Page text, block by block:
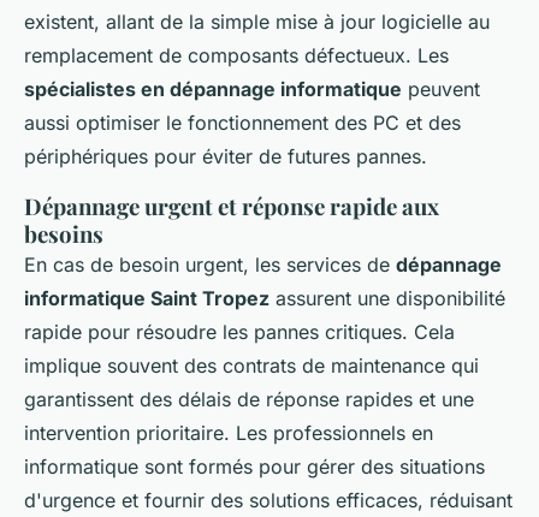
existent, allant de la simple mise à jour logicielle au
remplacement de composants défectueux. Les
spécialistes en dépannage informatique peuvent
aussi optimiser le fonctionnement des PC et des
périphériques pour éviter de futures pannes.
Dépannage urgent et réponse rapide aux
besoins
En cas de besoin urgent, les services de dépannage
informatique Saint Tropez assurent une disponibilité
rapide pour résoudre les pannes critiques. Cela
implique souvent des contrats de maintenance qui
garantissent des délais de réponse rapides et une
intervention prioritaire. Les professionnels en
informatique sont formés pour gérer des situations
d'urgence et fournir des solutions efficaces, réduisant